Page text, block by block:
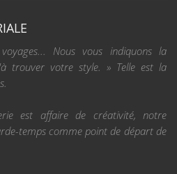
Nous vous indiquons la
trouver votre style. » Telle est la
est affaire de créativité, notre
temps comme point de départ de